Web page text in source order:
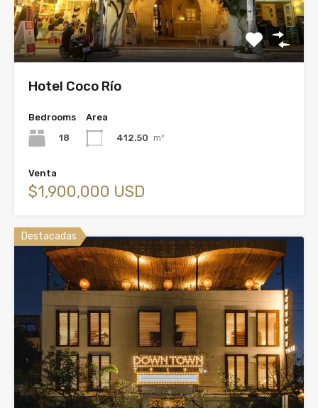
Hotel Coco Río
Bedrooms
18
Area
412.50 m²
Venta
$1,900,000 USD
Destacadas